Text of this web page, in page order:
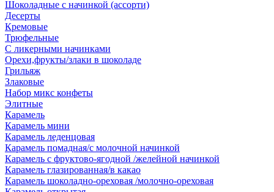
Шоколадные с начинкой (ассорти)
Десерты
Кремовые
Трюфельные
С ликерными начинками
Орехи,фрукты/злаки в шоколаде
Грильяж
Злаковые
Набор микс конфеты
Элитные
Карамель
Карамель мини
Карамель леденцовая
Карамель помадная/с молочной начинкой
Карамель с фруктово-ягодной /желейной начинкой
Карамель глазированная/в какао
Карамель шоколадно-ореховая /молочно-ореховая